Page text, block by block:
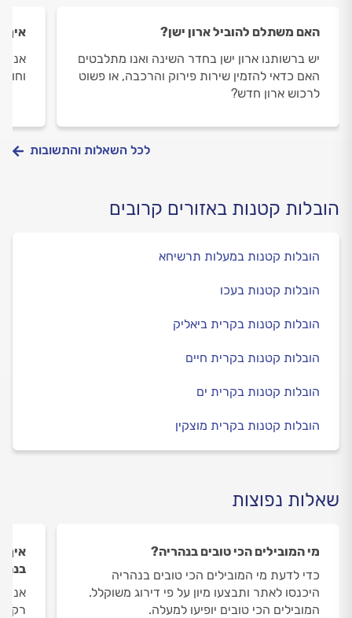
האם משתלם להוביל ארון ישן?
יש ברשותנו ארון ישן בחדר השינה ואנו מתלבטים
האם כדאי להזמין שירות פירוק והרכבה, או פשוט
לרכוש ארון חדש?
איך
אני
לכל השאלות והתשובות
הובלות קטנות באזורים קרובים
הובלות קטנות במעלות תרשיחא
הובלות קטנות בעכו
הובלות קטנות בקרית ביאליק
הובלות קטנות בקרית חיים
הובלות קטנות בקרית ים
הובלות קטנות בקרית מוצקין
שאלות נפוצות
מי המובילים הכי טובים בנהריה?
כדי לדעת מי המובילים הכי טובים בנהריה
היכנסו לאתר ותבצעו מיון על פי דירוג משוקלל.
המובילים הכי טובים יופיעו למעלה.
איך
רק